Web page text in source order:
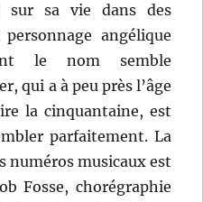
sur sa vie dans des
angélique
le nom semble
qui a à peu près l’âge
la cinquantaine, est
parfaitement. La
numéros musicaux est
Fosse, chorégraphie